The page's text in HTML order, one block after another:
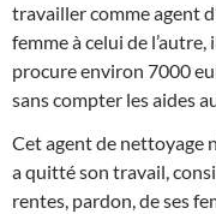
travailler comme agent
femme à celui de
procure environ 7000
sans compter les aides
Cet agent de nettoyage
a quitté son travail,
rentes, pardon, de ses